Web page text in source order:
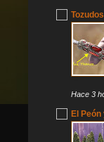
Hace 3
El Peón